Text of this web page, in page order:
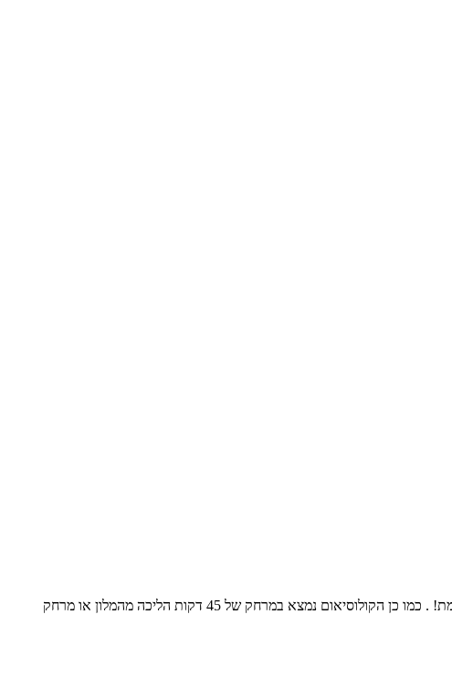
הדיל כולל טיסות ישירות לרומא ומלון 3* נהדר ממוקם במרכז רומא, כ- 27 דקות מהמלון תמצאו את המדרגות הספרדיות ומזרקת טרווי המפורסמת! . כמו כן הקולוסיאום נמצא במרחק של 45 דקות הליכה מהמלון או מרחק